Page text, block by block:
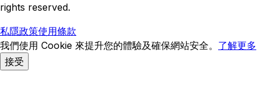
rights reserved.
私隱政策使用條款
我們使用 Cookie 來提升您的體驗及確保網站安全。 了解更多
接受